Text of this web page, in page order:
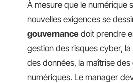
À mesure que le numérique
nouvelles exigences se
gouvernance doit prendre
gestion des risques cyber,
des données, la maîtrise des
numériques. Le manager